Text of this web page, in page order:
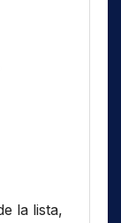
la lista,